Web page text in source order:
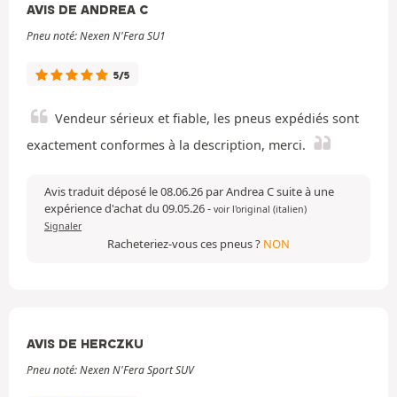
AVIS DE ANDREA C
Pneu noté: Nexen N'Fera SU1
5/5
Vendeur sérieux et fiable, les pneus expédiés sont
exactement conformes à la description, merci.
Avis traduit déposé le 08.06.26 par Andrea C suite à une
expérience d'achat du 09.05.26- voir l'original (italien)
Signaler
Racheteriez-vous ces pneus ? NON
AVIS DE HERCZKU
Pneu noté: Nexen N'Fera Sport SUV